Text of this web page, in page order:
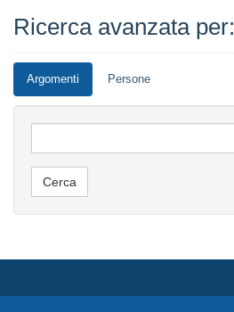
Ricerca avanzata per:
Argomenti Persone